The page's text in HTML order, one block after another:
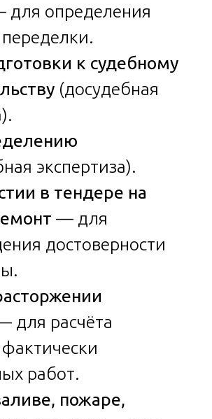
для определения
к судебному
(досудебная
экспертиза).
в тендере на
— для
достоверности
для расчёта
работ.
пожаре,